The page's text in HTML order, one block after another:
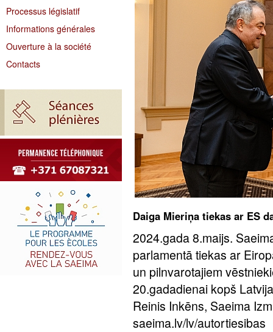
Processus législatif
Informations générales
Ouverture à la société
Contacts
Daiga Mieriņa tiekas ar ES
2024.gada 8.maijs.
parlamentā tiekas ar
un pilnvarotajiem
20.gadadienai kopš
Reinis Inkēns, Saeima
saeima.lv/lv/autortiesibas